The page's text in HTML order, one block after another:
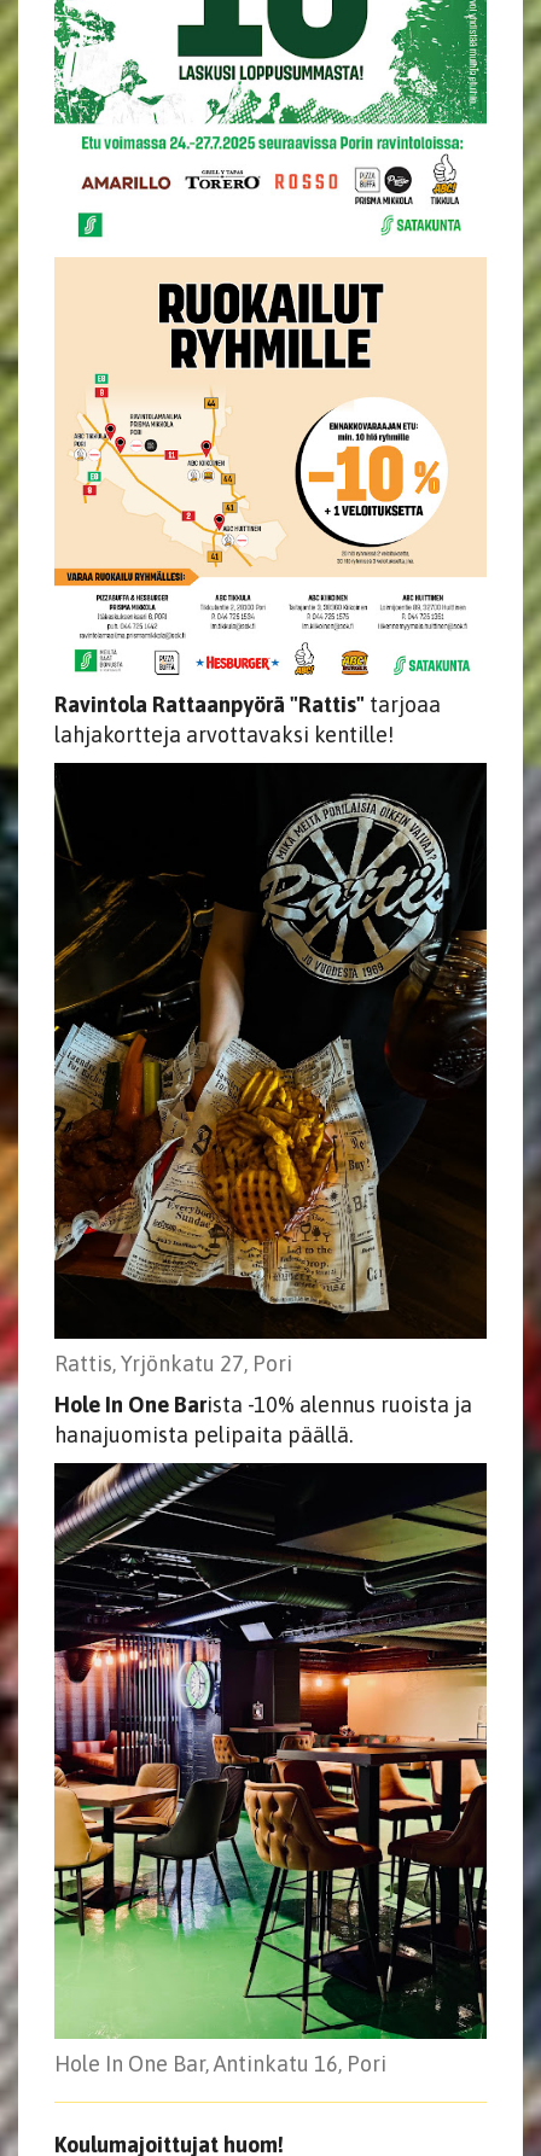
Ravintola Rattaanpyörä "Rattis" ​​​​​​​tarjoaa
lahjakortteja arvottavaksi kentille!
Rattis, Yrjönkatu 27, Pori
Hole In One Bar​​​​​​​ista -10% alennus ruoista ja
hanajuomista pelipaita päällä.
Hole In One Bar, Antinkatu 16, Pori
Koulumajoittujat huom!